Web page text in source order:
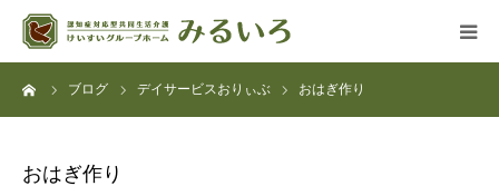
ブログ デイサービスおりぃぶ おはぎ作り
おはぎ作り
グループホーム